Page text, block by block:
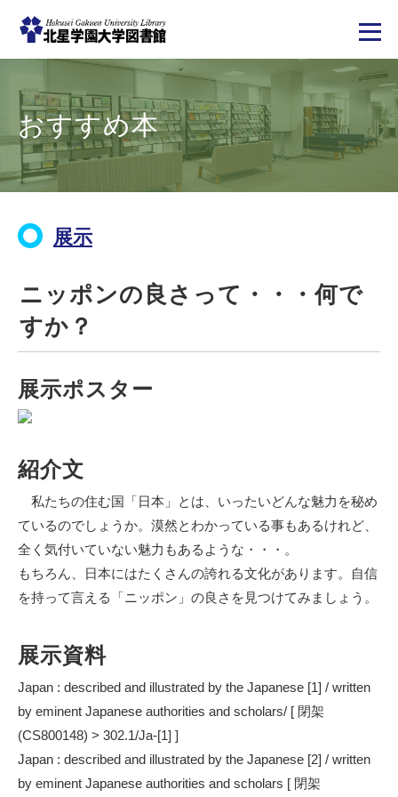
テ
ン
に
移
おすすめ本
展示
ニッポンの良さって・・・何で
すか？
展示ポスター
紹介文
私たちの住む国「日本」とは、いったいどんな魅力を秘め
ているのでしょうか。漠然とわかっている事もあるけれど、
全く気付いていない魅力もあるような・・・。
もちろん、日本にはたくさんの誇れる文化があります。自信
を持って言える「ニッポン」の良さを見つけてみましょう。
展示資料
Japan : described and illustrated by the Japanese [1] / written
by eminent Japanese authorities and scholars/ [ 閉架
(CS800148) > 302.1/Ja-[1] ]
Japan : described and illustrated by the Japanese [2] / written
by eminent Japanese authorities and scholars [ 閉架